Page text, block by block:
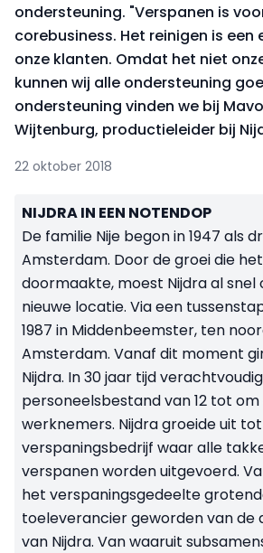
ondersteuning. "Verspanen is
corebusiness. Het reinigen is een
onze klanten. Omdat het niet
kunnen wij alle ondersteuning
ondersteuning vinden we bij
Wijtenburg, productieleider bij
22 oktober 2018
NIJDRA IN EEN NOTENDOP
De familie Nije begon in 1947 als
Amsterdam. Door de groei die
doormaakte, moest Nijdra al snel
nieuwe locatie. Via een
1987 in Middenbeemster, ten
Amsterdam. Vanaf dit moment
Nijdra. In 30 jaar tijd
personeelsbestand van 12 tot om
werknemers. Nijdra groeide uit
verspaningsbedrijf waar alle
verspanen worden uitgevoerd.
het verspaningsgedeelte
toeleverancier geworden van
van Nijdra. Van waaruit